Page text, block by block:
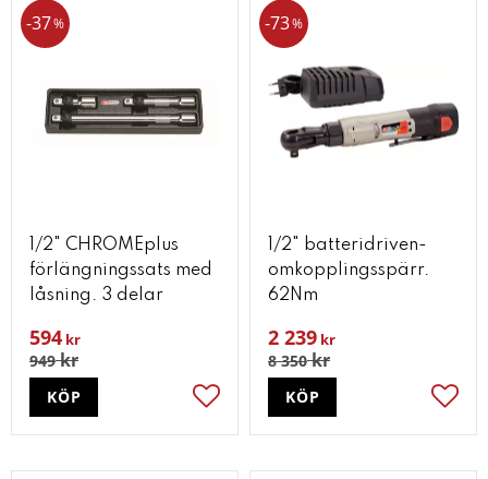
1/2" CHROMEplus
förlängningssats med
låsning. 3 delar
594 kr
949kr
37%
Lägg till i favoriter
KÖP
1/2" batteridriven-
omkopplingsspärr.
62Nm
2 239 kr
8 350kr
73%
KÖP